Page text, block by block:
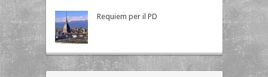
Requiem per il PD